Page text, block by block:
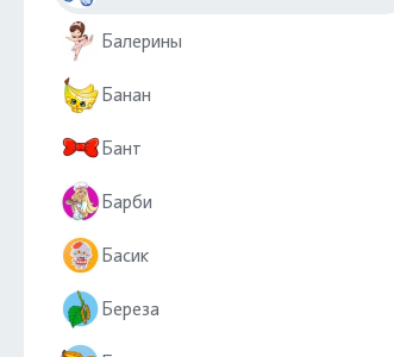
Балерины
Банан
Бант
Барби
Басик
Береза